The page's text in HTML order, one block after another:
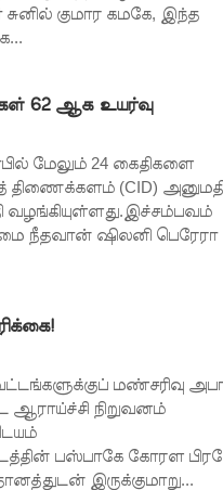
குமார கமகே, இந்த
62 ஆக உயர்வு
மேலும் 24 கைதிகளை
திணைக்களம் (CID)
வழங்கியுள்ளது.இச்சம்பவம்
நீதவான் ஷிலனி பெரேரா
மண்சரிவு
ஆராய்ச்சி நிறுவனம்
பஸ்பாகே கோரள
இருக்குமாறு...